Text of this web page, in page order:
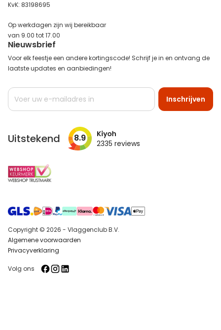
KvK: 83198695
Op werkdagen zijn wij bereikbaar
van 9.00 tot 17.00
Nieuwsbrief
Voor elk feestje een andere kortingscode! Schrijf je in en ontvang de
laatste updates en aanbiedingen!
Abonneer
op
Inschrijven
Uitstekend 8.9 2335 reviews
Copyright © 2026 - Vlaggenclub B.V.
Algemene voorwaarden
Privacyverklaring
Volg ons